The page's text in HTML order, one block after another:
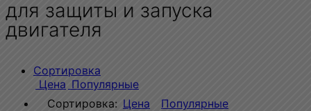
для защиты и запуска
двигателя
Сортировка
Цена Популярные
Сортировка: Цена
Популярные